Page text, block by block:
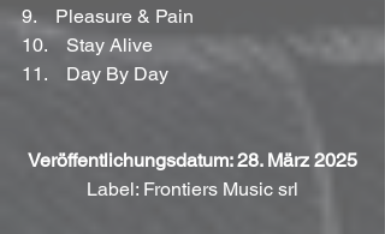
9.    Pleasure & Pain
10.    Stay Alive
11.    Day By Day
Veröffentlichungsdatum: 28. März 2025
Label: Frontiers Music srl